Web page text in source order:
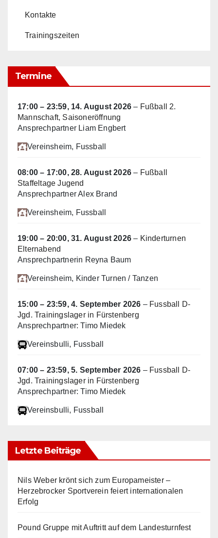
Kontakte
Trainingszeiten
Termine
17:00 – 23:59, 14. August 2026 – Fußball 2.
Mannschaft, Saisoneröffnung
Ansprechpartner Liam Engbert
Vereinsheim, Fussball
08:00 – 17:00,28. August 2026 – Fußball
Staffeltage Jugend
Ansprechpartner Alex Brand
Vereinsheim, Fussball
19:00 – 20:00,31. August 2026 – Kinderturnen
Elternabend
Ansprechpartnerin Reyna Baum
Vereinsheim, Kinder Turnen / Tanzen
15:00 – 23:59,4. September 2026 – Fussball D-
Jgd. Trainingslager in Fürstenberg
Ansprechpartner: Timo Miedek
Vereinsbulli, Fussball
07:00 – 23:59,5. September 2026 – Fussball D-
Jgd. Trainingslager in Fürstenberg
Ansprechpartner: Timo Miedek
Vereinsbulli, Fussball
Letzte Beiträge
Nils Weber krönt sich zum Europameister –
Herzebrocker Sportverein feiert internationalen
Erfolg
Pound Gruppe mit Auftritt auf dem Landesturnfest